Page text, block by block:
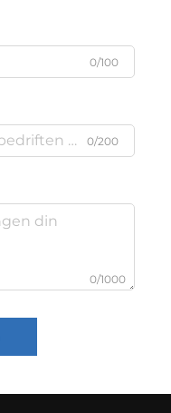
0/100
0/200
0/1000